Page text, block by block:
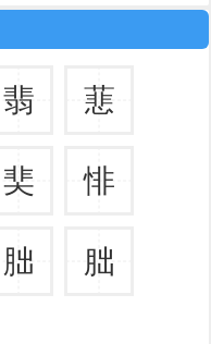
翡 蕜
奜 悱
胐 朏